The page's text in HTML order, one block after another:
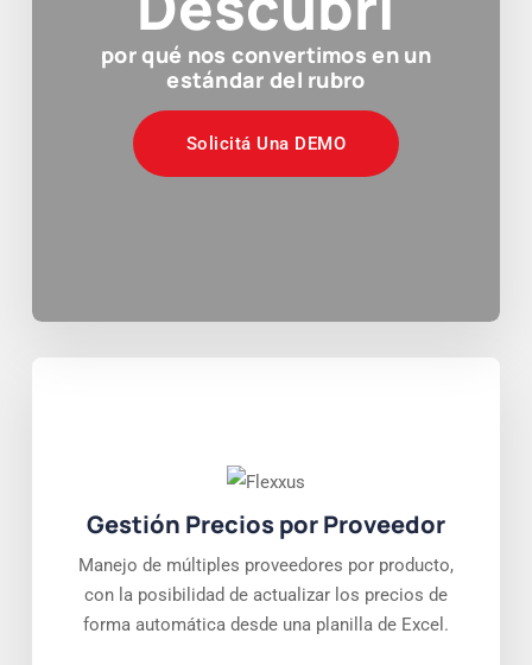
por qué nos convertimos en un
estándar del rubro
Solicitá Una DEMO
Gestión Precios por Proveedor
Manejo de múltiples proveedores por producto,
con la posibilidad de actualizar los precios de
forma automática desde una planilla de Excel.